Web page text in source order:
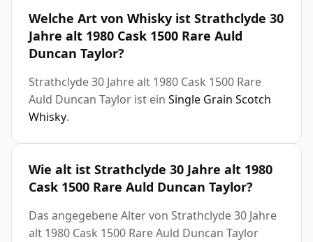
Welche Art von Whisky ist Strathclyde 30
Jahre alt 1980 Cask 1500 Rare Auld
Duncan Taylor?
Strathclyde 30 Jahre alt 1980 Cask 1500 Rare
Auld Duncan Taylor ist ein Single Grain Scotch
Whisky.
Wie alt ist Strathclyde 30 Jahre alt 1980
Cask 1500 Rare Auld Duncan Taylor?
Das angegebene Alter von Strathclyde 30 Jahre
alt 1980 Cask 1500 Rare Auld Duncan Taylor